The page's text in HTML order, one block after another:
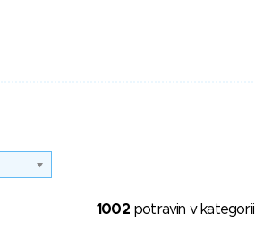
1002potravin v kategorii